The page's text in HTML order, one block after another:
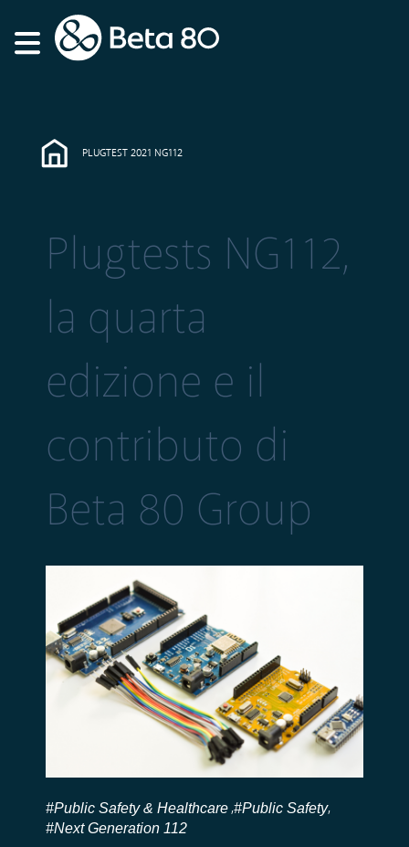
PLUGTEST 2021 NG112
Plugtests NG112,
la quarta
edizione e il
contributo di
Beta 80 Group
#Public Safety & Healthcare ,#Public Safety,
#Next Generation 112